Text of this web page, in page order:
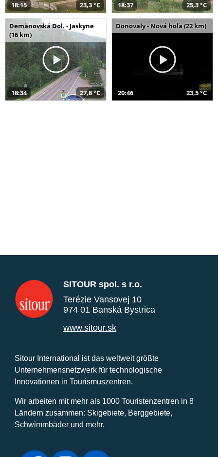
18:15 23,3 °C 18:37 25,3 °C
Demänovská Dol. - Jaskyne
(16 km)
18:34 27,8 °C
Donovaly - Nová hoľa (22 km)
20:46 23,5 °C
SITOUR spol. s r.o.
Terézie Vansovej 10
974 01 Banská Bystrica
www.sitour.sk
Sitour International ist das weltweit größte
Unternehmensnetzwerk für technologische
Innovationen in Tourismuszentren.
Wir arbeiten mit mehr als 1000 Touristenzentren in 8
Ländern zusammen: Skigebiete, Berggebiete,
Schwimmbäder und mehr.